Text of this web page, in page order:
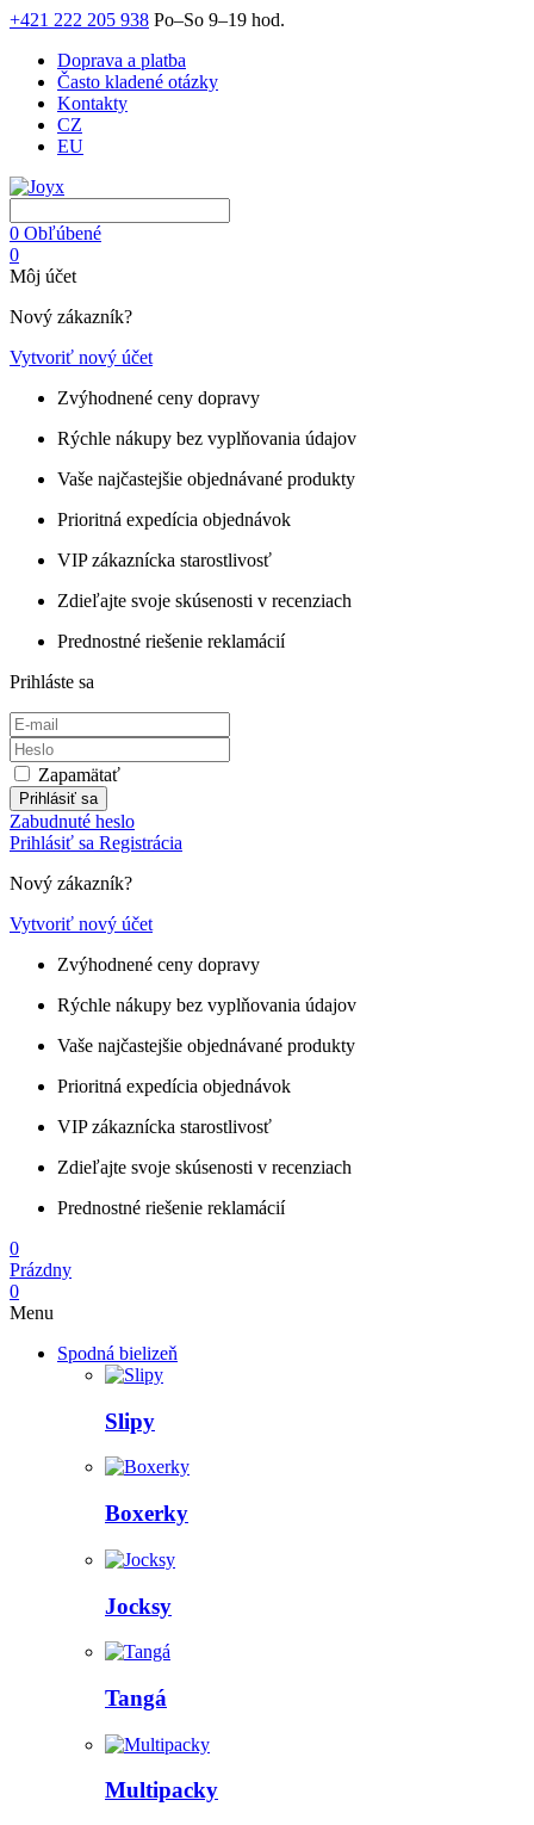
+421 222 205 938 Po–So 9–19 hod.
Doprava a platba
Často kladené otázky
Kontakty
CZ
EU
0 Obľúbené
0
Môj účet
Nový zákazník?
Vytvoriť nový účet
Zvýhodnené ceny dopravy
Rýchle nákupy bez vyplňovania údajov
Vaše najčastejšie objednávané produkty
Prioritná expedícia objednávok
VIP zákaznícka starostlivosť
Zdieľajte svoje skúsenosti v recenziach
Prednostné riešenie reklamácií
Prihláste sa
Zapamätať
Prihlásiť sa
Zabudnuté heslo
Prihlásiť sa Registrácia
Nový zákazník?
Vytvoriť nový účet
Zvýhodnené ceny dopravy
Rýchle nákupy bez vyplňovania údajov
Vaše najčastejšie objednávané produkty
Prioritná expedícia objednávok
VIP zákaznícka starostlivosť
Zdieľajte svoje skúsenosti v recenziach
Prednostné riešenie reklamácií
0
Prázdny
0
Menu
Spodná bielizeň
Slipy
Boxerky
Jocksy
Tangá
Multipacky